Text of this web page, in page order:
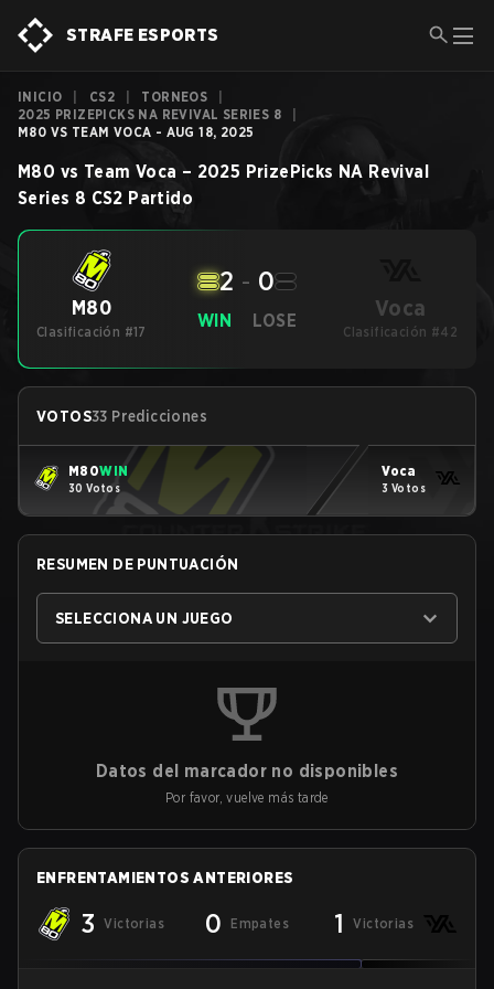
STRAFE ESPORTS
INICIO CS2 TORNEOS
2025 PRIZEPICKS NA REVIVAL SERIES 8
M80 VS TEAM VOCA - AUG 18, 2025
M80 vs Team Voca – 2025 PrizePicks NA Revival
Series 8 CS2 Partido
M80
Clasificación #17
WIN
2 - 0
LOSE Voca
Clasificación #42
VOTOS33 Predicciones
M80WIN
30 Votos
Voca
3 Votos
RESUMEN DE PUNTUACIÓN
SELECCIONA UN JUEGO
Datos del marcador no disponibles
Por favor, vuelve más tarde
ENFRENTAMIENTOS ANTERIORES
3 Victorias 0 Empates 1 Victorias